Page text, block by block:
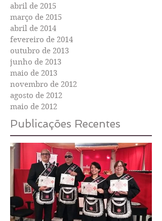
abril de 2015
março de 2015
abril de 2014
fevereiro de 2014
outubro de 2013
junho de 2013
maio de 2013
novembro de 2012
agosto de 2012
maio de 2012
Publicações Recentes